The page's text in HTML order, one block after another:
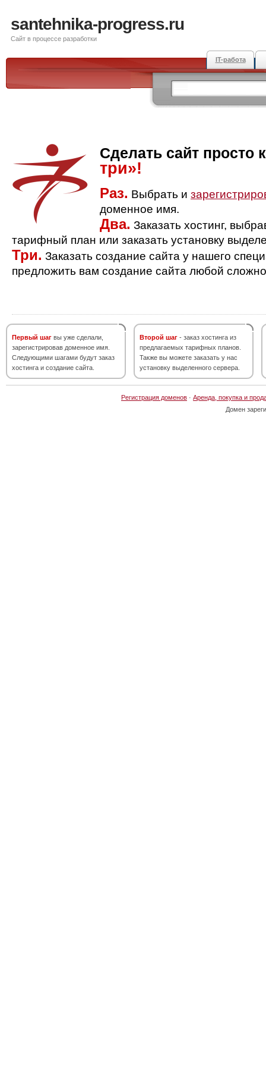
santehnika-progress.ru
Сайт в процессе разработки
IT-работа
Сделать сайт просто
три»!
Раз. Выбрать и
доменное имя.
Два. Заказать хостинг,
тарифный план или заказать установку
Три. Заказать создание сайта у нашего
предложить вам создание сайта любой
Первый шаг вы уже сделали,
зарегистрировав доменное имя.
Следующими шагами будут заказ
хостинга и создание сайта.
Второй шаг - заказ хостинга из
предлагаемых тарифных планов.
Также вы можете заказать у нас
установку выделенного сервера.
Регистрация доменов · Аренда, покупка и
Домен